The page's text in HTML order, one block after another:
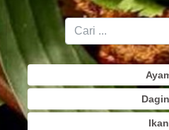
Ikan